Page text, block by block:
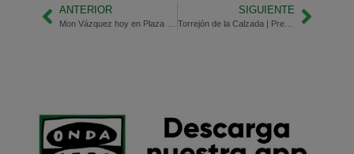
ANTERIOR SIGUIENTE
Torrejón de la Calzada | Presupuestos de 2026 aprobados